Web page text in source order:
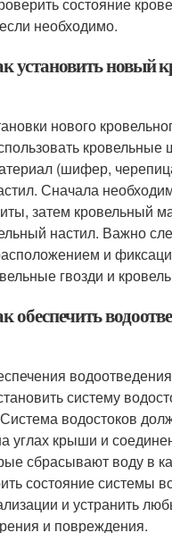
необходимо.
установить новый
нового
кровельные
(шифер,
Сначала
затем кровельный
настил. Важно
и
гвозди и
обеспечить
систему
водостоков
углах крыши и
сбрасывают воду в
состояние системы
и устранить
и повреждения.